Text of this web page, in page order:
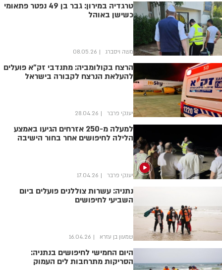
טרגדיה במירון: גבר בן 49 נפטר פתאומי
כשישן באוהל
משה ויסברג 08.05.26
הרצח בקולומביה: מתנדבי זק"א פועלים
להעלאת הנרצח לקבורה בישראל
יענקי פרבר 28.04.26
למעלה מ-250 אזרחים הגיעו באמצע
הלילה לחיפושים אחר בחור הישיבה
יענקי פרבר 17.04.26
נתניה: עשרות צוללנים פועלים ביום
השביעי לחיפושים
שמעון בן עזרא 16.04.26
היום החמישי לחיפושים בנתניה:
הסריקות מתרחבות לים העמוק